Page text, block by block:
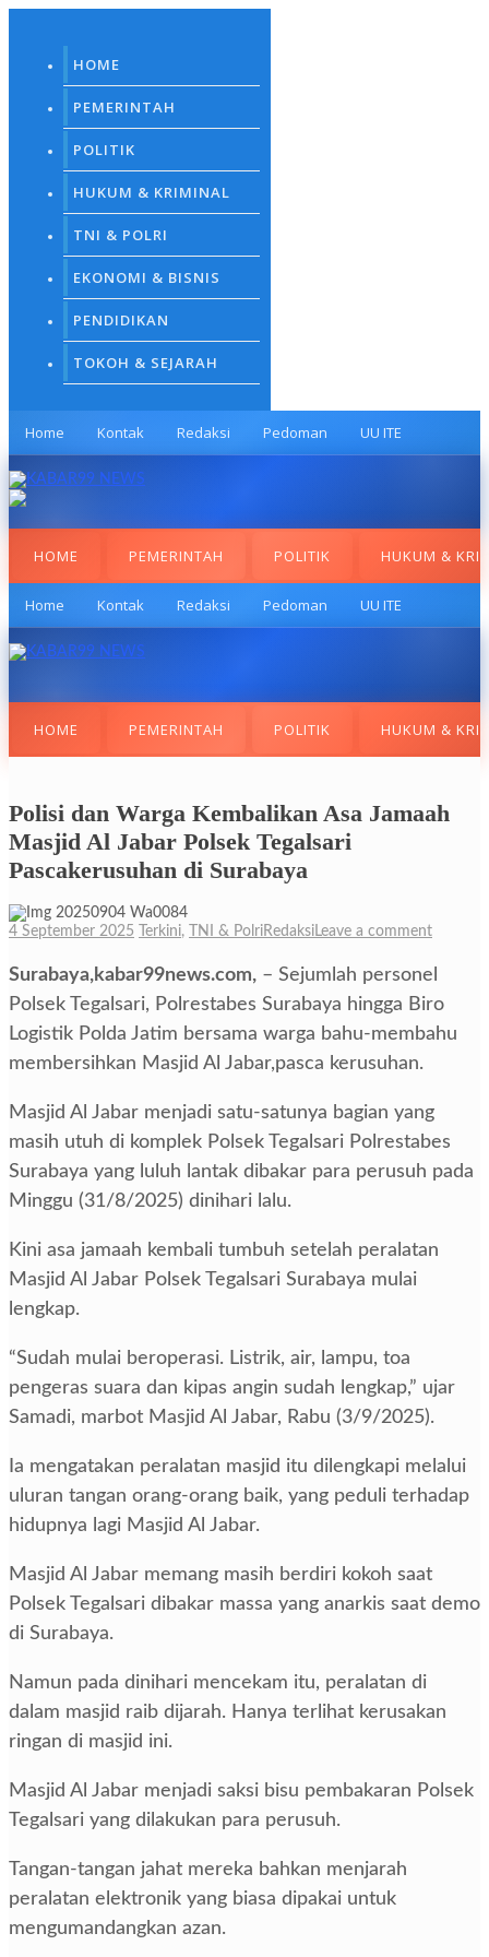
HOME
PEMERINTAH
POLITIK
HUKUM & KRIMINAL
TNI & POLRI
EKONOMI & BISNIS
PENDIDIKAN
TOKOH & SEJARAH
Home Kontak Redaksi Pedoman UU ITE
HOME PEMERINTAH POLITIK HUKUM &
Home Kontak Redaksi Pedoman UU ITE
HOME PEMERINTAH POLITIK HUKUM &
Polisi dan Warga Kembalikan Asa Jamaah
Masjid Al Jabar Polsek Tegalsari
Pascakerusuhan di Surabaya
4 September 2025 Terkini, TNI & PolriRedaksiLeave a comment
Surabaya,kabar99news.com, – Sejumlah personel
Polsek Tegalsari, Polrestabes Surabaya hingga Biro
Logistik Polda Jatim bersama warga bahu-membahu
membersihkan Masjid Al Jabar,pasca kerusuhan.
Masjid Al Jabar menjadi satu-satunya bagian yang
masih utuh di komplek Polsek Tegalsari Polrestabes
Surabaya yang luluh lantak dibakar para perusuh pada
Minggu (31/8/2025) dinihari lalu.
Kini asa jamaah kembali tumbuh setelah peralatan
Masjid Al Jabar Polsek Tegalsari Surabaya mulai
lengkap.
“Sudah mulai beroperasi. Listrik, air, lampu, toa
pengeras suara dan kipas angin sudah lengkap,” ujar
Samadi, marbot Masjid Al Jabar, Rabu (3/9/2025).
Ia mengatakan peralatan masjid itu dilengkapi melalui
uluran tangan orang-orang baik, yang peduli terhadap
hidupnya lagi Masjid Al Jabar.
Masjid Al Jabar memang masih berdiri kokoh saat
Polsek Tegalsari dibakar massa yang anarkis saat demo
di Surabaya.
Namun pada dinihari mencekam itu, peralatan di
dalam masjid raib dijarah. Hanya terlihat kerusakan
ringan di masjid ini.
Masjid Al Jabar menjadi saksi bisu pembakaran Polsek
Tegalsari yang dilakukan para perusuh.
Tangan-tangan jahat mereka bahkan menjarah
peralatan elektronik yang biasa dipakai untuk
mengumandangkan azan.